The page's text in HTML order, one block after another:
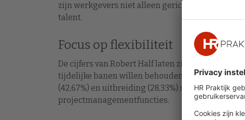
zijn werkgevers niet alleen gericht op vaste
talent.
Focus op flexibiliteit
De cijfers van Robert Half laten zien dat
tijdelijke banen willen behouden (48,33%) dan
(42,67%) en uitbreiding (28,33%) staan bij
projectmanagementfuncties.